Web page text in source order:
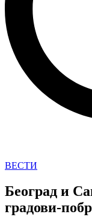
ВЕСТИ
Београд и
градови-